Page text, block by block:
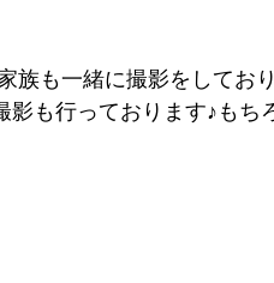
族も一緒に撮影をしてお
も行っております♪もち